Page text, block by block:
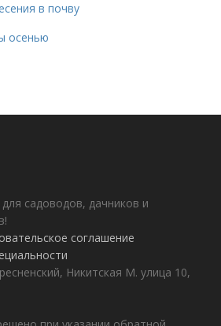
в почву
осенью
садоводов, дачников и
соглашение
Никитская М. улица 10,